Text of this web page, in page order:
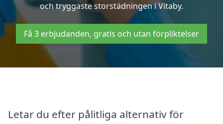
och tryggaste storstädningen i Vitaby.
Få 3 erbjudanden, gratis och utan förpliktelser
Letar du efter pålitliga alternativ för